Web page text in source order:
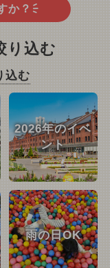
か？
り込む
込む
2026年のイベ
ント
雨の日OK